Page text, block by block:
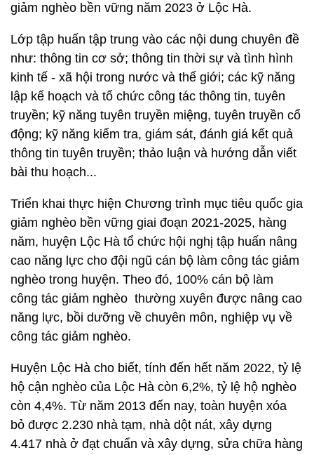
giảm nghèo bền vững năm 2023 ở Lộc Hà.
Lớp tập huấn tập trung vào các nội dung chuyên đề
như: thông tin cơ sở; thông tin thời sự và tình hình
kinh tế - xã hội trong nước và thế giới; các kỹ năng
lập kế hoạch và tổ chức công tác thông tin, tuyên
truyền; kỹ năng tuyên truyền miệng, tuyên truyền cổ
động; kỹ năng kiểm tra, giám sát, đánh giá kết quả
thông tin tuyên truyền; thảo luận và hướng dẫn viết
bài thu hoạch...
Triển khai thực hiện Chương trình mục tiêu quốc gia
giảm nghèo bền vững giai đoạn 2021-2025, hàng
năm, huyện Lộc Hà tổ chức hội nghị tập huấn nâng
cao năng lực cho đội ngũ cán bộ làm công tác giảm
nghèo trong huyện. Theo đó, 100% cán bộ làm
công tác giảm nghèo thường xuyên được nâng cao
năng lực, bồi dưỡng về chuyên môn, nghiệp vụ về
công tác giảm nghèo.
Huyện Lộc Hà cho biết, tính đến hết năm 2022, tỷ lệ
hộ cận nghèo của Lộc Hà còn 6,2%, tỷ lệ hộ nghèo
còn 4,4%. Từ năm 2013 đến nay, toàn huyện xóa
bỏ được 2.230 nhà tạm, nhà dột nát, xây dựng
4.417 nhà ở đạt chuẩn và xây dựng, sửa chữa hàng